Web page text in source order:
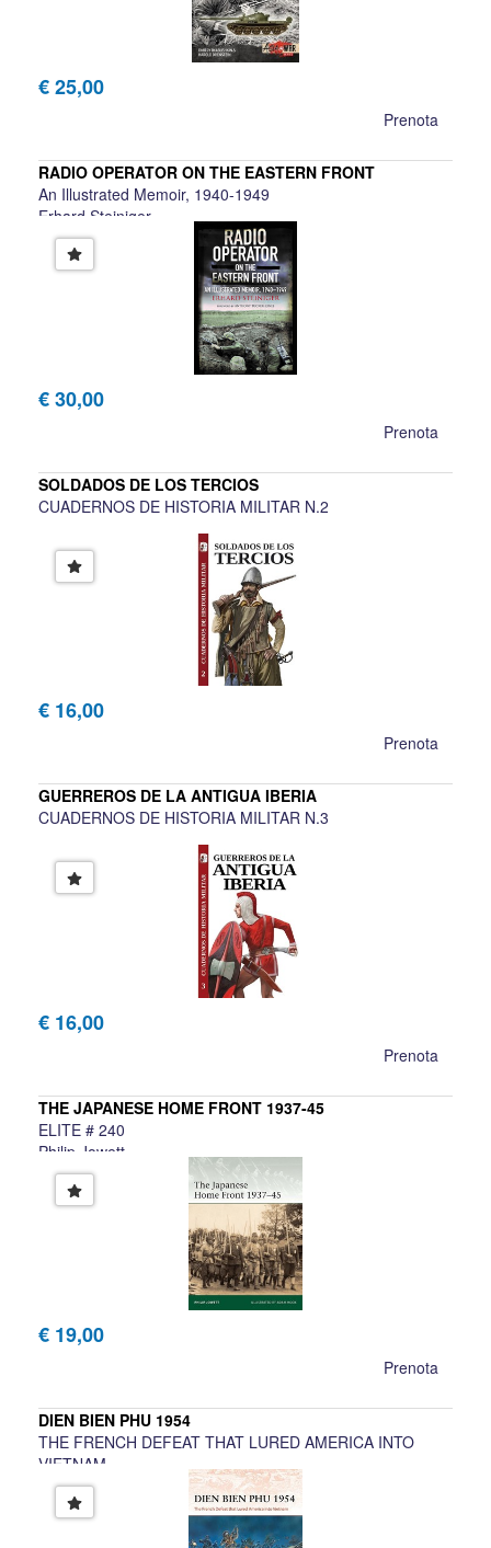
€ 25,00
Prenota
RADIO OPERATOR ON THE EASTERN FRONT
An Illustrated Memoir, 1940-1949
Erhard Steiniger
€ 30,00
Prenota
SOLDADOS DE LOS TERCIOS
CUADERNOS DE HISTORIA MILITAR N.2
€ 16,00
Prenota
GUERREROS DE LA ANTIGUA IBERIA
CUADERNOS DE HISTORIA MILITAR N.3
€ 16,00
Prenota
THE JAPANESE HOME FRONT 1937-45
ELITE # 240
Philip Jowett
€ 19,00
Prenota
DIEN BIEN PHU 1954
THE FRENCH DEFEAT THAT LURED AMERICA INTO
VIETNAM
Martin Windrow